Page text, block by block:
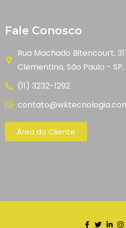
Fale Conosco
Rua Machado Bitencourt,
Clementino, São Paulo -
(11) 3232-1292
Área do Cliente